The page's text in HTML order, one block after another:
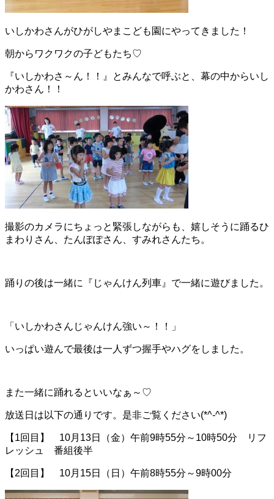
いしかわさんがひがしやまこども園にやってきました！
朝からワクワクの子どもたち♡
『いしかわさ～ん！！』とみんなで呼ぶと、幕の中からいし
かわさん！！
撮影のカメラにちょっと緊張しながらも、嬉しそうに踊るひ
まわりさん、たんぽぽさん、すみれさんたち。
踊りの後は一緒に『じゃんけん列車』で一緒に遊びました。
「いしかわさんじゃんけん強い～！！」
いっぱい遊んで最後は一人ずつ握手やハグをしました。
また一緒に踊れるといいなぁ～♡
放送日は以下の通りです。是非ご覧ください(*^-^*)
【1回目】 10月13日（金）午前9時55分～10時50分 リフ
レッシュ 番組後半
【2回目】 10月15日（日）午前8時55分～9時00分